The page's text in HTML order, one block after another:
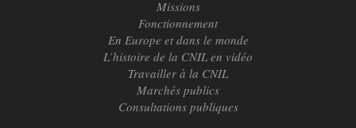
Missions
Fonctionnement
En Europe et dans le monde
L’histoire de la CNIL en vidéo
Travailler à la CNIL
Marchés publics
Consultations publiques